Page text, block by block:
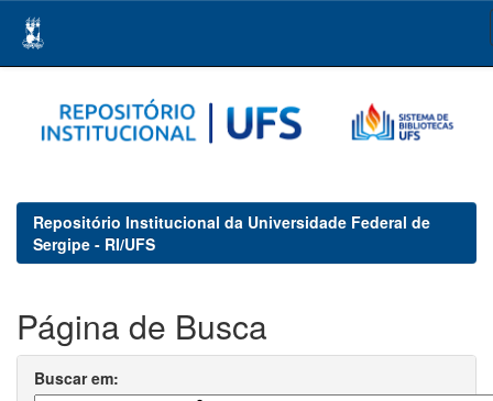
navigation
Repositório Institucional da Universidade Federal de
Sergipe - RI/UFS
Página de Busca
Buscar em: